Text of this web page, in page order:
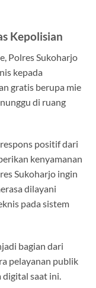
Kepolisian
Polres Sukoharjo
kepada
gratis berupa mie
di ruang
positif dari
kenyamanan
Sukoharjo ingin
dilayani
pada sistem
bagian dari
pelayanan publik
digital saat ini.